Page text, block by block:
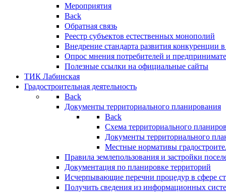
Мероприятия
Back
Обратная связь
Реестр субъектов естественных монополий
Внедрение стандарта развития конкуренции
Опрос мнения потребителей и
Полезные ссылки на официальные сайты
ТИК Лабинская
Градостроительная деятельность
Back
Документы территориального планирования
Back
Схема территориального
Документы территориального
Местные нормативы
Правила землепользования и застройки
Документация по планировке территорий
Исчерпывающие перечни процедур в сфере
Получить сведения из информационных